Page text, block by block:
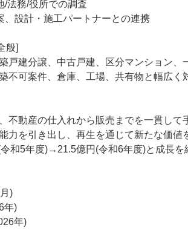
/法務/役所での調査
設計・施工パートナーとの連携
戸建分譲、中古戸建、区分マンション、
不可案件、倉庫、工場、共有物と幅広く
不動産の仕入れから販売までを一貫して
力を引き出し、再生を通じて新たな価値
和5年度)→21.5億円(令和6年度)と成長を
)
年)
年)